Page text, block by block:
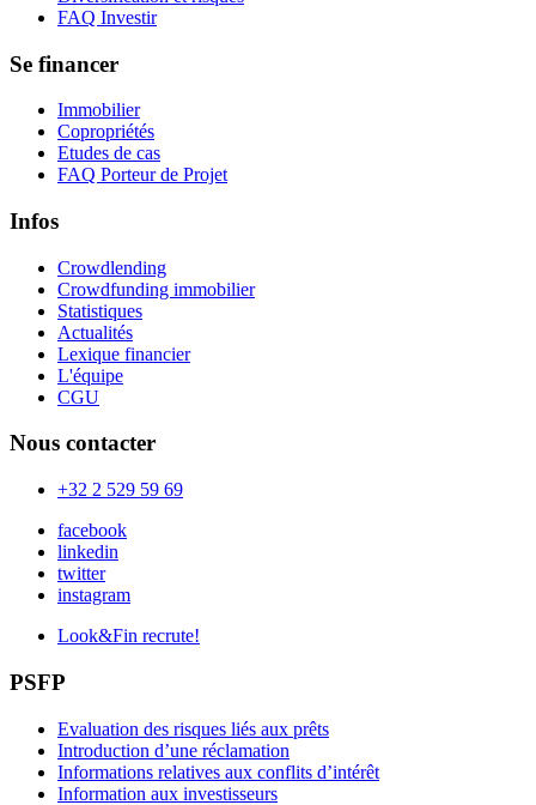
FAQ Investir
Se financer
Immobilier
Copropriétés
Etudes de cas
FAQ Porteur de Projet
Infos
Crowdlending
Crowdfunding immobilier
Statistiques
Actualités
Lexique financier
L'équipe
CGU
Nous contacter
+32 2 529 59 69
facebook
linkedin
twitter
instagram
Look&Fin recrute!
PSFP
Evaluation des risques liés aux prêts
Introduction d’une réclamation
Informations relatives aux conflits d’intérêt
Information aux investisseurs